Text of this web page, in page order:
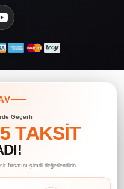
Geçerli
5 TAKSİT
fırsatını şimdi değerlendirin.